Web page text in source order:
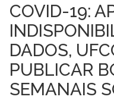
COVID-19:
DADOS,
PUBLICAR
SEMANAIS